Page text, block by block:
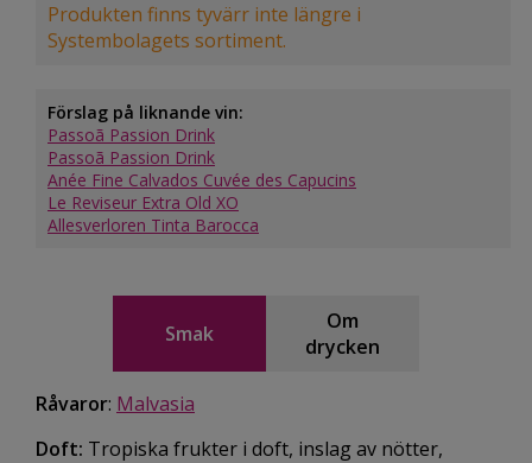
Produkten finns tyvärr inte längre i
Systembolagets sortiment.
Förslag på liknande vin:
Passoã Passion Drink
Passoã Passion Drink
Anée Fine Calvados Cuvée des Capucins
Le Reviseur Extra Old XO
Allesverloren Tinta Barocca
Smak
Om
drycken
Råvaror: Malvasia
Doft: Tropiska frukter i doft, inslag av nötter,